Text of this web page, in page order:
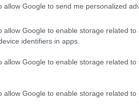
allow Google to send me personalized
allow Google to enable storage related to
identifiers in apps.
allow Google to enable storage related
allow Google to enable storage related to
36,81 puntos, o un 0,19%, lo que